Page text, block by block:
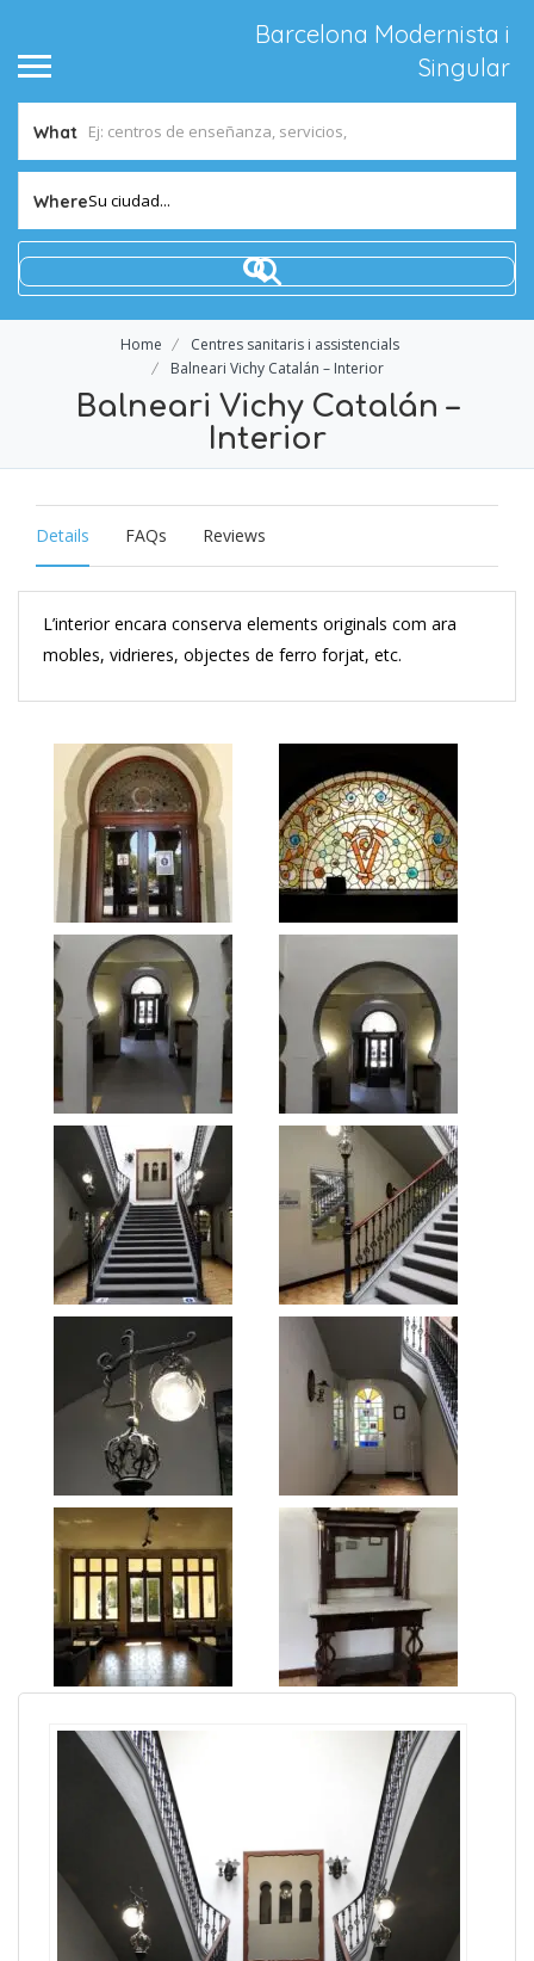
Barcelona Modernista i
Singular
What
WhereSu ciudad...
Home
Centres sanitaris i assistencials
Balneari Vichy Catalán – Interior
Balneari Vichy Catalán –
Interior
Details FAQs Reviews
L’interior encara conserva elements originals com ara
mobles, vidrieres, objectes de ferro forjat, etc.